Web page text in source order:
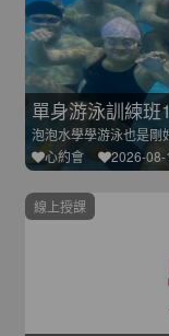
單身游泳訓練班
泡泡水學學游泳也是剛
心約會
2026-08-
線上授課